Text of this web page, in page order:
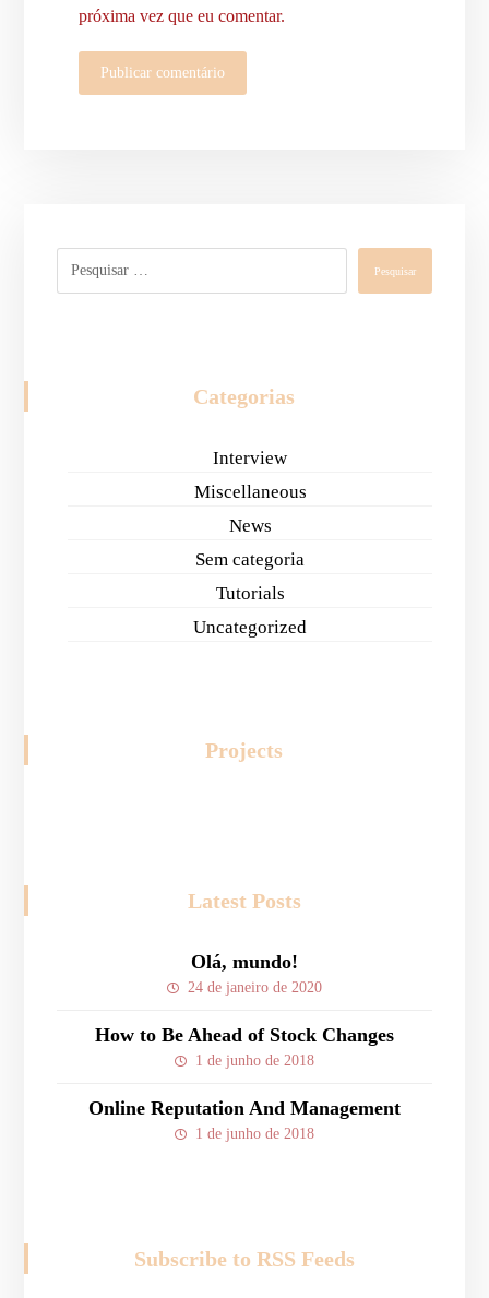
próxima vez que eu comentar.
Publicar comentário
Pesquisar
Categorias
Interview
Miscellaneous
News
Sem categoria
Tutorials
Uncategorized
Projects
Latest Posts
Olá, mundo!
24 de janeiro de 2020
How to Be Ahead of Stock Changes
1 de junho de 2018
Online Reputation And Management
1 de junho de 2018
Subscribe to RSS Feeds